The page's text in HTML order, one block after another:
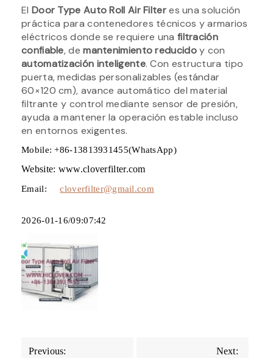
El Door Type Auto Roll Air Filteres una solución
práctica para contenedores técnicos y armarios
eléctricos donde se requiere una filtración
confiable, demantenimiento reducidoy con
automatización inteligente. Con estructura tipo
puerta, medidas personalizables (estándar
60×120 cm), avance automático del material
filtrante y control mediante sensor de presión,
ayuda a mantener la operación estable incluso
en entornos exigentes.
Mobile: +86-13813931455(WhatsApp)
Website: www.cloverfilter.com
Email:cloverfilter@gmail.com
2026-01-16/09:07:42
Post
Previous: Next: